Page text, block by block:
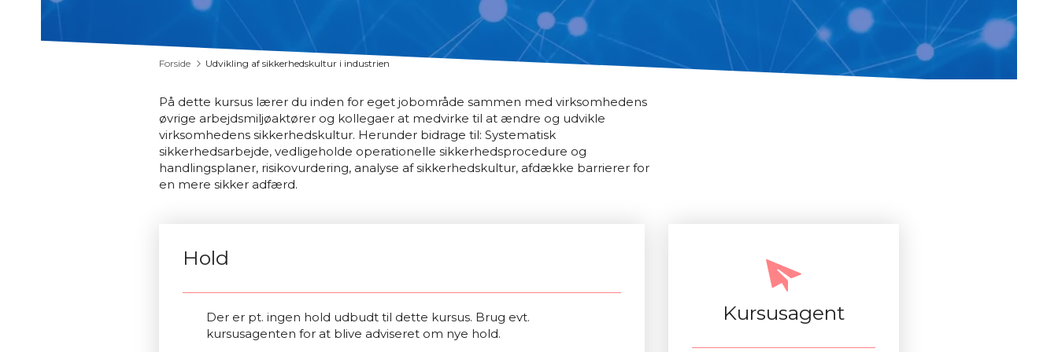
Forside Udvikling af sikkerhedskultur i industrien
På dette kursus lærer du inden for eget jobområde sammen med virksomhedens
øvrige arbejdsmiljøaktører og kollegaer at medvirke til at ændre og udvikle
virksomhedens sikkerhedskultur. Herunder bidrage til: Systematisk
sikkerhedsarbejde, vedligeholde operationelle sikkerhedsprocedure og
handlingsplaner, risikovurdering, analyse af sikkerhedskultur, afdække barrierer for
en mere sikker adfærd.
Hold
Der er pt. ingen hold udbudt til dette kursus. Brug evt.
kursusagenten for at blive adviseret om nye hold.
Kursusagent